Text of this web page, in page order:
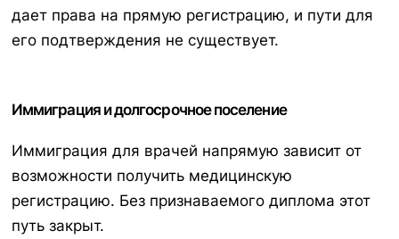
дает права на прямую регистрацию, и пути для
его подтверждения не существует.
Иммиграция и долгосрочное поселение
Иммиграция для врачей напрямую зависит от
возможности получить медицинскую
регистрацию. Без признаваемого диплома этот
путь закрыт.